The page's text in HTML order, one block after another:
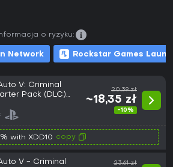
Network Rockstar Games
o ryzyku:
V: Criminal
Pack (DLC)
EUROPE
20,39 zł
~18,35 zł
-10%
with XDD10 copy
V - Criminal
23,61 zł